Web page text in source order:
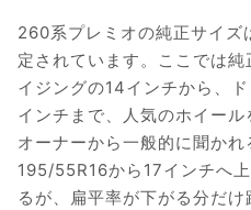
260系プレミオの純正サイズ
定されています。ここでは
イジングの14インチから、
インチまで、人気のホイール
オーナーから一般的に聞か
195/55R16から17インチへ
るが、扁平率が下がる分だ